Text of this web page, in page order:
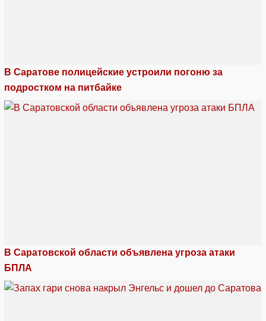
В Саратове полицейские устроили погоню за
подростком на питбайке
В Саратовской области объявлена угроза атаки
БПЛА